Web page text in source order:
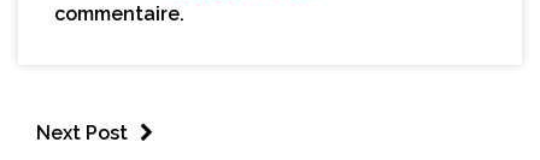
commentaire.
Next Post